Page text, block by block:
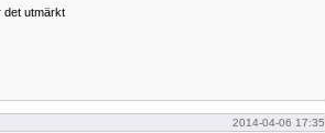
det utmärkt
2014-04-06 17:35